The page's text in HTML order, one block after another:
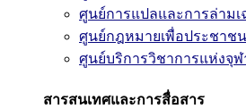
ศูนย์การแปลและการล่ามเ
ศูนย์กฎหมายเพื่อประชาชน
ศูนย์บริการวิชาการแห่งจุ
สารสนเทศและการสื่อสาร